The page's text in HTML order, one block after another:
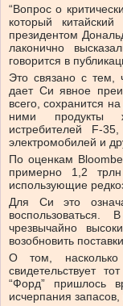
“Вопрос о
который
президентом
лаконично
говорится в
Это связано с тем,
дает Си явное
всего, сохранится
ними продукты
истребителей F-
электромобилей и
По оценкам
примерно 1,2
использующие
Для Си это
чрезвычайно
возобновить
О том, насколько
свидетельствует
“Форд” пришлось
исчерпания